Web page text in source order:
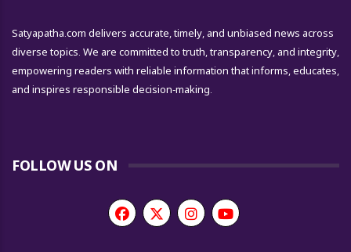
Satyapatha.com delivers accurate, timely, and unbiased news across
diverse topics. We are committed to truth, transparency, and integrity,
empowering readers with reliable information that informs, educates,
and inspires responsible decision-making.
FOLLOW US ON